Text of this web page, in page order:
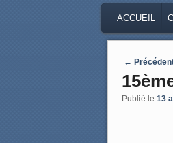
MASQUER
MASQUER
ACCUEIL
Post
←
Publié le 13